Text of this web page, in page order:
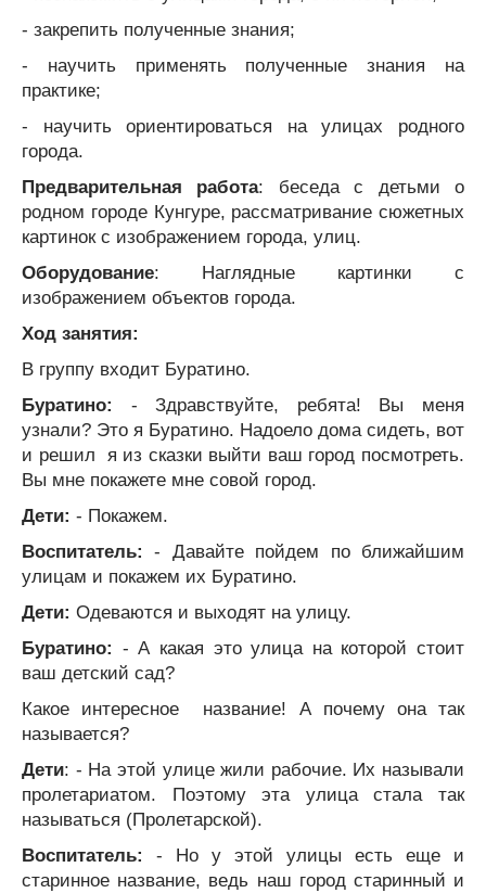
- закрепить полученные знания;
- научить применять полученные знания на
практике;
- научить ориентироваться на улицах родного
города.
Предварительная работа: беседа с детьми о
родном городе Кунгуре, рассматривание сюжетных
картинок с изображением города, улиц.
Оборудование: Наглядные картинки с
изображением объектов города.
Ход занятия:
В группу входит Буратино.
Буратино:
- Здравствуйте, ребята! Вы меня
узнали? Это я Буратино. Надоело дома сидеть, вот
и решил я из сказки выйти ваш город посмотреть.
Вы мне покажете мне совой город.
Дети: - Покажем.
Воспитатель:
- Давайте пойдем по ближайшим
улицам и покажем их Буратино.
Дети: Одеваются и выходят на улицу.
Буратино: - А какая это улица на которой стоит
ваш детский сад?
Какое интересное название! А почему она так
называется?
Дети: - На этой улице жили рабочие. Их называли
пролетариатом. Поэтому эта улица стала так
называться (Пролетарской).
Воспитатель:
- Но у этой улицы есть еще и
старинное название, ведь наш город старинный и